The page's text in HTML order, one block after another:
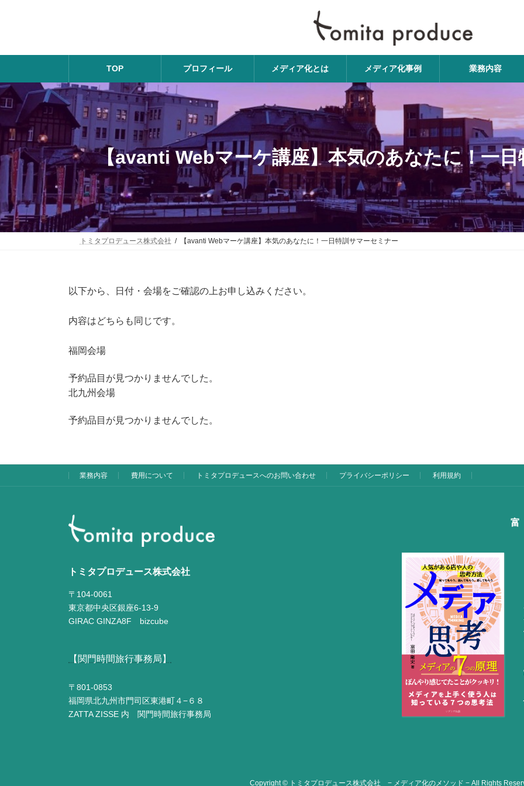
ツ
キ
ッ
シ
に
移
TOP プロフィール メディア化とは メディア化事例 業務内容
【avanti Webマーケ講座】本気のあなたに！一
トミタプロデュース株式会社 【avanti Webマーケ講座】本気のあなたに！一日特訓サマーセミナー
以下から、日付・会場をご確認の上お申し込みください。
内容はどちらも同じです。
福岡会場
予約品目が見つかりませんでした。
北九州会場
予約品目が見つかりませんでした。
業務内容 費用について トミタプロデュースへのお問い合わせ プライバシーポリシー 利用規約
トミタプロデュース株式会社
〒104-0061
東京都中央区銀座6-13-9
GIRAC GINZA8F bizcube
【関門時間旅行事務局】
〒801-0853
福岡県北九州市門司区東港町４−６８
ZATTA ZISSE 内 関門時間旅行事務局
Copyright © トミタプロデュース株式会社 − メディア化のメソッド − All Rights